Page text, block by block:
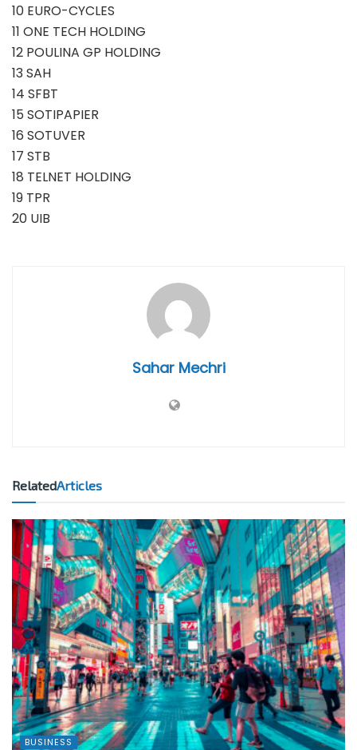
10 EURO-CYCLES
11 ONE TECH HOLDING
12 POULINA GP HOLDING
13 SAH
14 SFBT
15 SOTIPAPIER
16 SOTUVER
17 STB
18 TELNET HOLDING
19 TPR
20 UIB
Sahar Mechri
RelatedArticles
BUSINESS